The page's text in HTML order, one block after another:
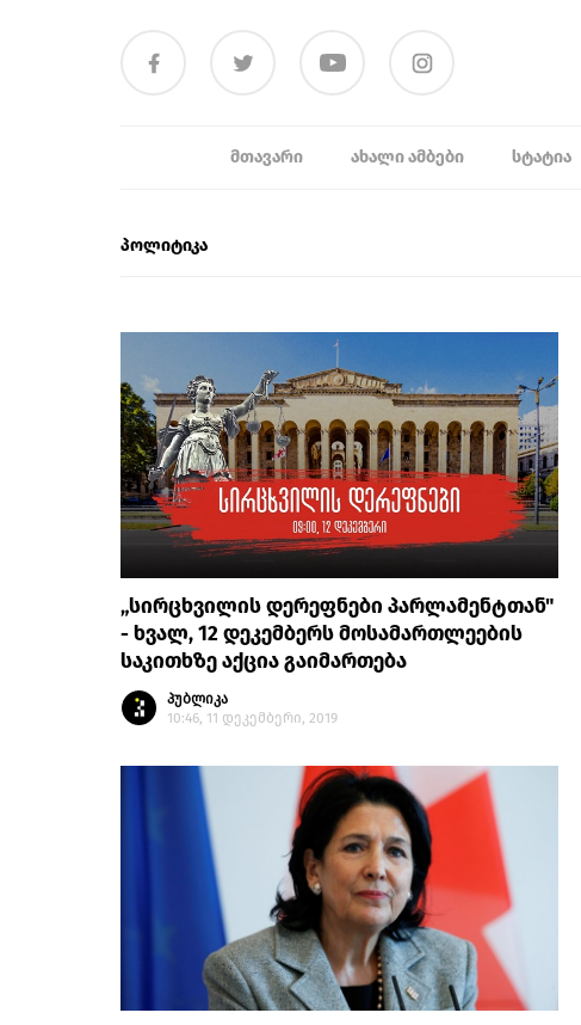
ᲛᲗᲐᲕᲐᲠᲘ ᲐᲮᲐᲚᲘ ᲐᲛᲑᲔᲑᲘ ᲡᲢᲐᲢᲘᲐ
პოლიტიკა
„სირცხვილის დერეფნები პარლამენტთან"
- ხვალ, 12 დეკემბერს მოსამართლეების
საკითხზე აქცია გაიმართება
პუბლიკა
10:46, 11 დეკემბერი, 2019